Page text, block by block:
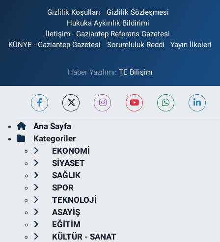
Gizlilik Koşulları
Gizlilik Sözleşmesi
Hukuka Aykırılık Bildirimi
İletişim - Gaziantep Referans Gazetesi
KÜNYE - Gaziantep Gazetesi
Sorumluluk Reddi Yayın İlkeleri
Haber Yazılımı: TE Bilişim
Ana Sayfa
Kategoriler
EKONOMİ
SİYASET
SAĞLIK
SPOR
TEKNOLOJİ
ASAYİŞ
EĞİTİM
KÜLTÜR - SANAT